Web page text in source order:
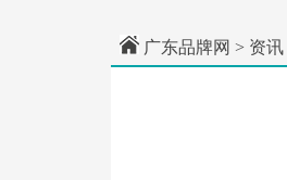
广东品牌网 > 资讯